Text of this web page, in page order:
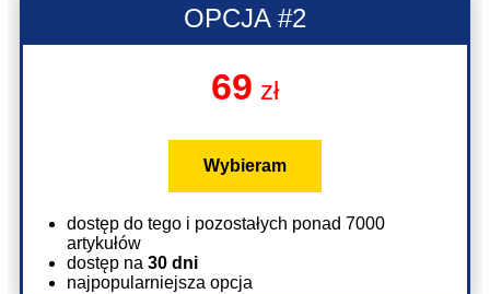
OPCJA #2
69 zł
Wybieram
dostęp do tego i pozostałych ponad 7000
artykułów
dostęp na 30 dni
najpopularniejsza opcja